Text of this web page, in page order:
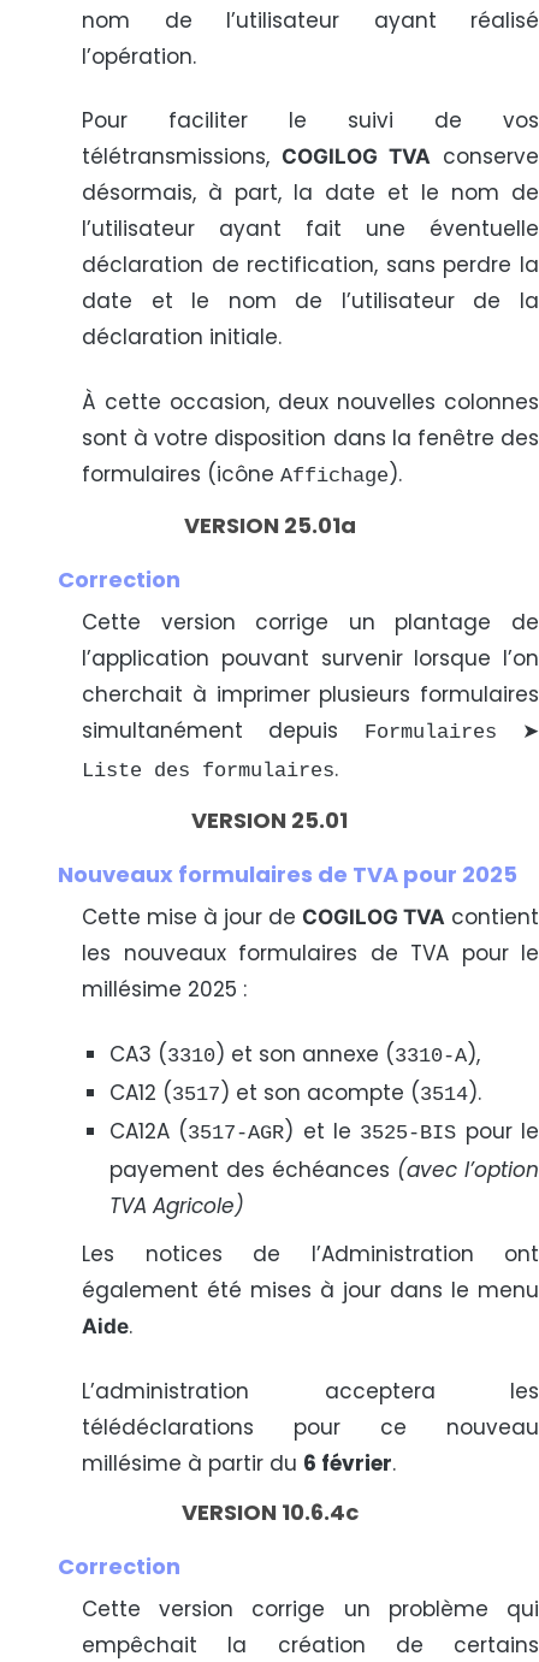
nom de l’utilisateur ayant réalisé
l’opération.
Pour faciliter le suivi de vos
télétransmissions, COGILOG TVA conserve
désormais, à part, la date et le nom de
l’utilisateur ayant fait une éventuelle
déclaration de rectification, sans perdre la
date et le nom de l’utilisateur de la
déclaration initiale.
À cette occasion, deux nouvelles colonnes
sont à votre disposition dans la fenêtre des
formulaires (icône Affichage).
VERSION 25.01a
Correction
Cette version corrige un plantage de
l’application pouvant survenir lorsque l’on
cherchait à imprimer plusieurs formulaires
simultanément depuis
Formulaires ➤
Liste des formulaires.
VERSION 25.01
Nouveaux formulaires de TVA pour 2025
Cette mise à jour de COGILOG TVA contient
les nouveaux formulaires de TVA pour le
millésime 2025 :
CA3 (3310) et son annexe (3310-A),
CA12 (3517) et son acompte (3514).
CA12A (3517-AGR) et le 3525-BIS pour le
payement des échéances (avec l’option
TVA Agricole)
Les notices de l’Administration ont
également été mises à jour dans le menu
Aide.
L’administration acceptera les
télédéclarations pour ce nouveau
millésime à partir du 6 février.
VERSION 10.6.4c
Correction
Cette version corrige un problème qui
empêchait la création de certains